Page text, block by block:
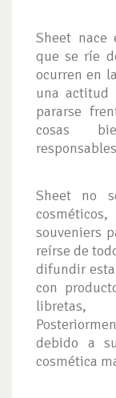
Sheet nace
que se ríe
ocurren en
una actitud
pararse
cosas
Sheet no
souveniers
reírse de
difundir
con
libretas,
debido a
cosmética